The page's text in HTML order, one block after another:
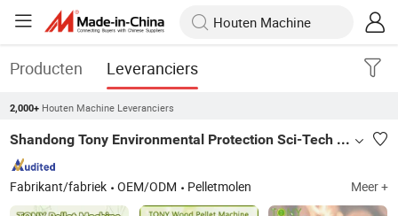
Producten Leveranciers
2,000+ Houten Machine Leveranciers
Shandong Tony Environmental Protection Sci-Tech Co., Ltd.
Fabrikant/fabriek OEM/ODM Pelletmolen Meer +